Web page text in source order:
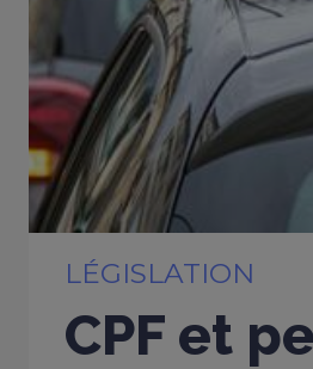
LÉGISLATION
CPF et